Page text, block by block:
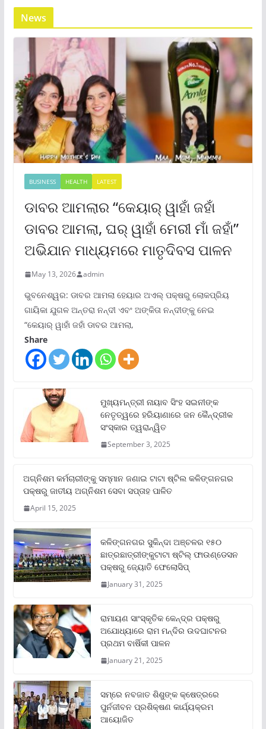
News
BUSINESS HEALTH LATEST
ଡାବର ଆମଲାର “କେୟାର୍ ୱାହାଁ ଜହାଁ
ଡାବର ଆମଲା, ଘର୍ ୱାହାଁ ମେରୀ ମାଁ ଜହାଁ”
ଅଭିଯାନ ମାଧ୍ୟମରେ ମାତୃଦିବସ ପାଳନ
May 13, 2026 admin
ଭୁବନେଶ୍ୱର: ଡାବର ଆମଲା ହେୟାର ଅଏଲ୍ ପକ୍ଷରୁ ଲୋକପ୍ରିୟ
ଗାୟିକା ଯୁଗଳ ଅନ୍ତରା ନନ୍ଦୀ ଏବଂ ଅଙ୍କିତା ନନ୍ଦୀଙ୍କୁ ନେଇ
“କେୟାର୍ ୱାହାଁ ଜହାଁ ଡାବର ଆମଲା,
Share
ମୁଖ୍ୟମନ୍ତ୍ରୀ ନାୟାବ ସିଂହ ସଇନୀଙ୍କ
ନେତୃତ୍ୱରେ ହରିୟାଣାରେ ଜନ କୈନ୍ଦ୍ରୀକ
ସଂସ୍କାର ତ୍ୱରାନ୍ୱିତ
September 3, 2025
ଅଗ୍ନିଶମ କର୍ମଚାରୀଙ୍କୁ ସମ୍ମାନ ଜଣାଇ ଟାଟା ଷ୍ଟିଲ କଳିଙ୍ଗନଗର
ପକ୍ଷରୁ ଜାତୀୟ ଅଗ୍ନିଶମ ସେବା ସପ୍ତାହ ପାଳିତ
April 15, 2025
କଳିଙ୍ଗନଗର ସୁକିନ୍ଦା ଅଞ୍ଚଳର ୧୫୦
ଛାତ୍ରଛାତ୍ରୀଙ୍କୁଟାଟା ଷ୍ଟିଲ୍ ଫାଉଣ୍ଡେସନ
ପକ୍ଷରୁ ଜ୍ୟୋତି ଫେଲୋସିପ୍‌
January 31, 2025
ରାମାୟଣ ସାଂସ୍କୃତିକ କେନ୍ଦ୍ର ପକ୍ଷରୁ
ଅଯୋଧ୍ୟାରେ ରାମ ମନ୍ଦିର ଉଦଘାଟନର
ପ୍ରଥମ ବାର୍ଷିକୀ ପାଳନ
January 21, 2025
ସମ୍‌ରେ ନବଜାତ ଶିଶୁଙ୍କ କ୍ଷେତ୍ରରେ
ପୁର୍ନଜୀବନ ପ୍ରଶିକ୍ଷଣ କାର୍ଯ୍ୟକ୍ରମ
ଆୟୋଜିତ